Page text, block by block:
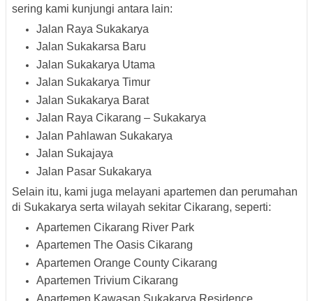
sering kami kunjungi antara lain:
Jalan Raya Sukakarya
Jalan Sukakarsa Baru
Jalan Sukakarya Utama
Jalan Sukakarya Timur
Jalan Sukakarya Barat
Jalan Raya Cikarang – Sukakarya
Jalan Pahlawan Sukakarya
Jalan Sukajaya
Jalan Pasar Sukakarya
Selain itu, kami juga melayani apartemen dan perumahan
di Sukakarya serta wilayah sekitar Cikarang, seperti:
Apartemen Cikarang River Park
Apartemen The Oasis Cikarang
Apartemen Orange County Cikarang
Apartemen Trivium Cikarang
Apartemen Kawasan Sukakarya Residence